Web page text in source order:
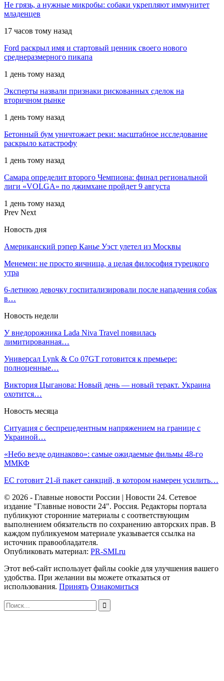
Не грязь, а нужные микробы: собаки укрепляют иммунитет
младенцев
17 часов тому назад
Ford раскрыл имя и стартовый ценник своего нового
среднеразмерного пикапа
1 день тому назад
Эксперты назвали признаки рискованных сделок на
вторичном рынке
1 день тому назад
Бетонный бум уничтожает реки: масштабное исследование
раскрыло катастрофу
1 день тому назад
Самара определит второго Чемпиона: финал региональной
лиги «VOLGA» по джимхане пройдет 9 августа
1 день тому назад
Prev Next
Новость дня
Американский рэпер Канье Уэст улетел из Москвы
Менемен: не просто яичница, а целая философия турецкого
утра
6-летнюю девочку госпитализировали после нападения собак
в…
Новость недели
У внедорожника Lada Niva Travel появилась
лимитированная…
Универсал Lynk & Co 07GT готовится к премьере:
полноценные…
Виктория Цыганова: Новый день — новый теракт. Украина
охотится…
Новость месяца
Ситуация с беспрецедентным напряжением на границе с
Украиной…
«Небо везде одинаково»: самые ожидаемые фильмы 48-го
ММКФ
ЕC готовит 21-й пакет санкций, в котором намерен усилить…
© 2026 - Главные новости России | Новости 24. Сетевое
издание "Главные новости 24". Россия. Редакторы портала
публикуют сторонние материалы с соответствующим
выполнением обязательств по сохранению авторских прав. В
каждом публикуемом материале указывается ссылка на
источник правообладателя.
Опубликовать материал: PR-SMI.ru
Этот веб-сайт использует файлы cookie для улучшения вашего
удобства. При желании вы можете отказаться от
использования. Принять Ознакомиться